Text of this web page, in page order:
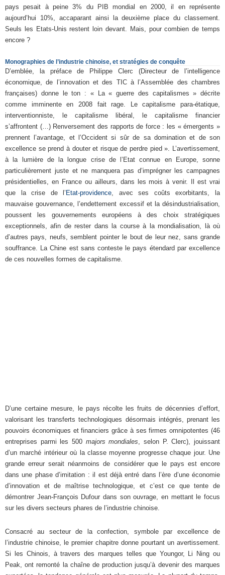
pays pesait à peine 3% du PIB mondial en 2000, il en représente
aujourd’hui 10%, accaparant ainsi la deuxième place du classement.
Seuls les Etats-Unis restent loin devant. Mais, pour combien de temps
encore ?
Monographies de l’industrie chinoise, et stratégies de conquête
D’emblée, la préface de Philippe Clerc (Directeur de l’intelligence
économique, de l’innovation et des TIC à l’Assemblée des chambres
françaises) donne le ton : « La « guerre des capitalismes » décrite
comme imminente en 2008 fait rage. Le capitalisme para-étatique,
interventionniste, le capitalisme libéral, le capitalisme financier
s’affrontent (…) Renversement des rapports de force : les « émergents »
prennent l’avantage, et l’Occident si sûr de sa domination et de son
excellence se prend à douter et risque de perdre pied ». L’avertissement,
à la lumière de la longue crise de l’Etat connue en Europe, sonne
particulièrement juste et ne manquera pas d’imprégner les campagnes
présidentielles, en France ou ailleurs, dans les mois à venir. Il est vrai
que la crise de l’ Etat-providence, avec ses coûts exorbitants, la
mauvaise gouvernance, l’endettement excessif et la désindustrialisation,
poussent les gouvernements européens à des choix stratégiques
exceptionnels, afin de rester dans la course à la mondialisation, là où
d’autres pays, neufs, semblent pointer le bout de leur nez, sans grande
souffrance. La Chine est sans conteste le pays étendard par excellence
de ces nouvelles formes de capitalisme.
D’une certaine mesure, le pays récolte les fruits de décennies d’effort,
valorisant les transferts technologiques désormais intégrés, prenant les
pouvoirs économiques et financiers grâce à ses firmes omnipotentes (46
entreprises parmi les 500 majors mondiales, selon P. Clerc), jouissant
d’un marché intérieur où la classe moyenne progresse chaque jour. Une
grande erreur serait néanmoins de considérer que le pays est encore
dans une phase d’imitation : il est déjà entré dans l’ère d’une économie
d’innovation et de maîtrise technologique, et c’est ce que tente de
démontrer Jean-François Dufour dans son ouvrage, en mettant le focus
sur les divers secteurs phares de l’industrie chinoise.
Consacré au secteur de la confection, symbole par excellence de
l’industrie chinoise, le premier chapitre donne pourtant un avertissement.
Si les Chinois, à travers des marques telles que Youngor, Li Ning ou
Peak, ont remonté la chaîne de production jusqu’à devenir des marques